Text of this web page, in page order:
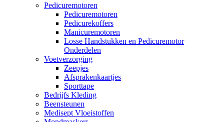
Pedicuremotoren
Pedicuremotoren
Pedicurekoffers
Manicuremotoren
Losse Handstukken en Pedicuremotor
Onderdelen
Voetverzorging
Zeepjes
Afsprakenkaartjes
Sporttape
Bedrijfs Kleding
Beensteunen
Medisept Vloeistoffen